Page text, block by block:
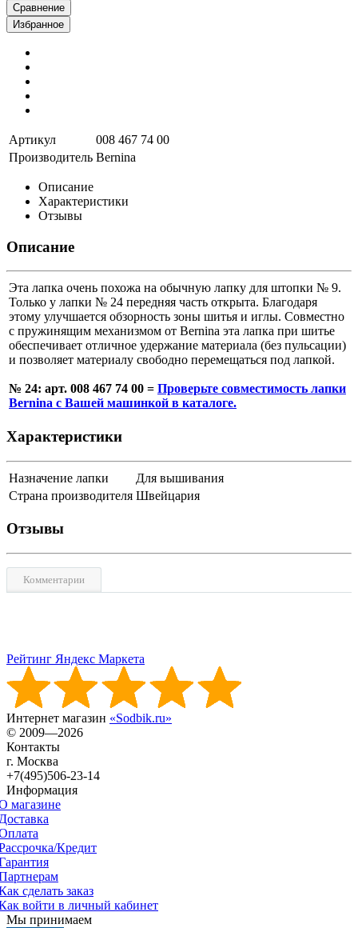
Сравнение
Избранное
Артикул
008 467 74 00
Производитель Bernina
Описание
Характеристики
Отзывы
Описание
Эта лапка очень похожа на обычную лапку для штопки № 9.
Только у лапки № 24 передняя часть открыта. Благодаря
этому улучшается обзорность зоны шитья и иглы. Совместно
с пружинящим механизмом от Bernina эта лапка при шитье
обеспечивает отличное удержание материала (без пульсации)
и позволяет материалу свободно перемещаться под лапкой.
№ 24: арт. 008 467 74 00 = Проверьте совместимость лапки
Bernina с Вашей машинкой в каталоге.
Характеристики
Назначение лапки
Для вышивания
Страна производителя Швейцария
Отзывы
Комментарии
Рейтинг Яндекс Маркета
Интернет магазин «Sodbik.ru»
© 2009—2026
Контакты
г. Москва
+7(495)506-23-14
Информация
магазине
Кредит
сделать заказ
войти в личный кабинет
Мы принимаем